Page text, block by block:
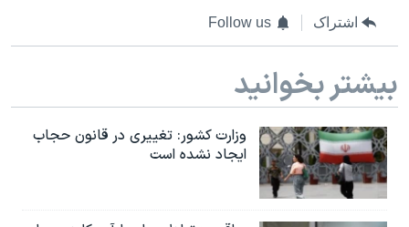
اشتراک Follow us
بیشتر بخوانید
وزارت کشور: تغییری در قانون حجاب
ایجاد نشده است